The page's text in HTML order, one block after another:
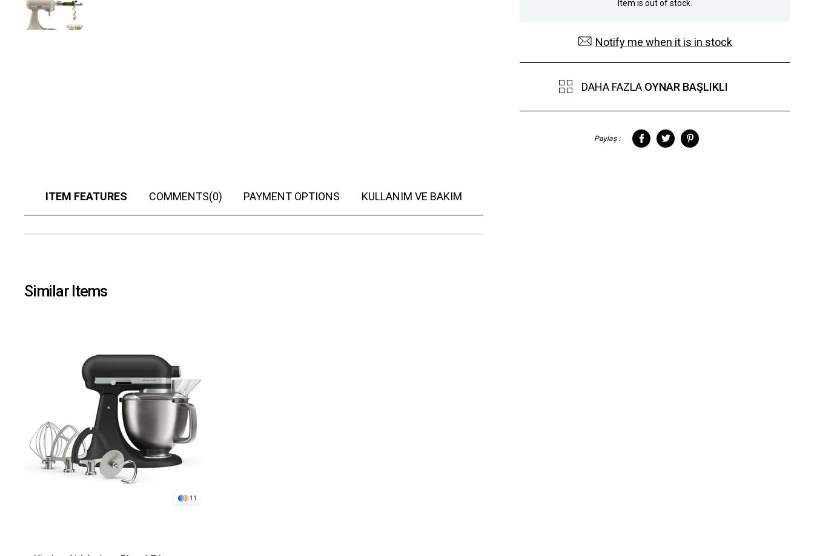
Item is out of stock.
Notify me when it is in stock
DAHA FAZLA OYNAR BAŞLIKLI
Paylaş :
ITEM FEATURES COMMENTS(0) PAYMENT OPTIONS KULLANIM VE BAKIM
Similar Items
11